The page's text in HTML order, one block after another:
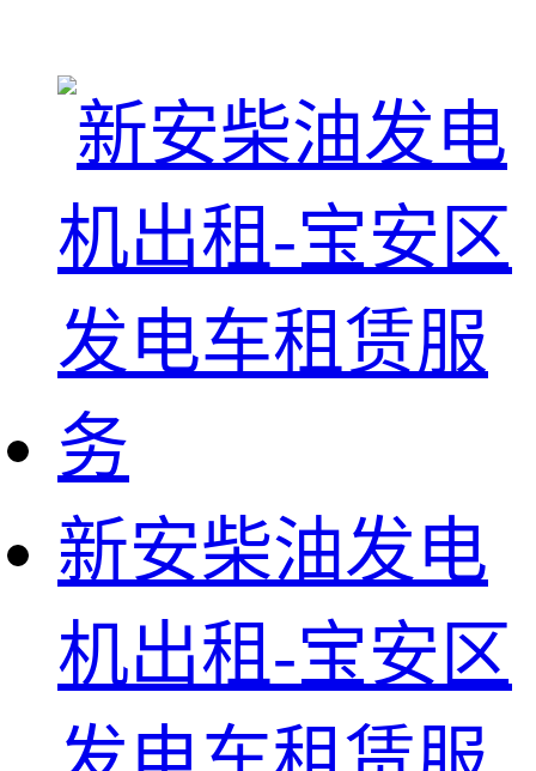
新安柴油发电
机出租-宝安区